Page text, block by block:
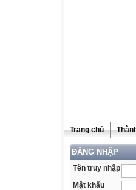
Trang chủ
ĐĂNG NHẬP
Tên truy nhập
Mật khẩu